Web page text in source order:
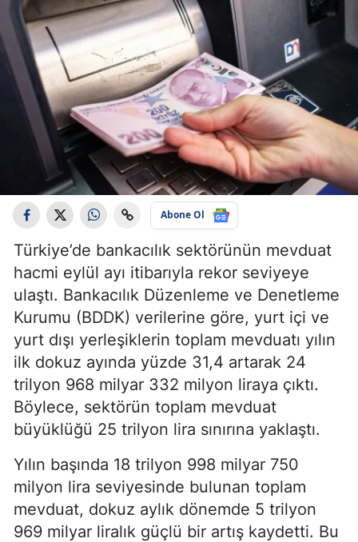
Abone Ol
Türkiye’de bankacılık sektörünün mevduat
hacmi eylül ayı itibarıyla rekor seviyeye
ulaştı. Bankacılık Düzenleme ve Denetleme
Kurumu (BDDK) verilerine göre, yurt içi ve
yurt dışı yerleşiklerin toplam mevduatı yılın
ilk dokuz ayında yüzde 31,4 artarak 24
trilyon 968 milyar 332 milyon liraya çıktı.
Böylece, sektörün toplam mevduat
büyüklüğü 25 trilyon lira sınırına yaklaştı.
Yılın başında 18 trilyon 998 milyar 750
milyon lira seviyesinde bulunan toplam
mevduat, dokuz aylık dönemde 5 trilyon
969 milyar liralık güçlü bir artış kaydetti. Bu